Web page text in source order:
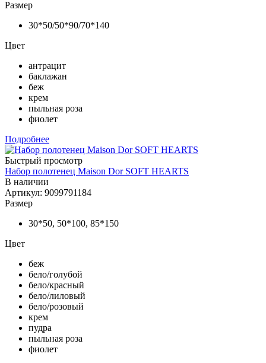
Размер
30*50/50*90/70*140
Цвет
антрацит
баклажан
беж
крем
пыльная роза
фиолет
Подробнее
Быстрый просмотр
Набор полотенец Maison Dor SOFT HEARTS
В наличии
Артикул: 9099791184
Размер
30*50, 50*100, 85*150
Цвет
беж
бело/голубой
бело/красный
бело/лиловый
бело/розовый
крем
пудра
пыльная роза
фиолет